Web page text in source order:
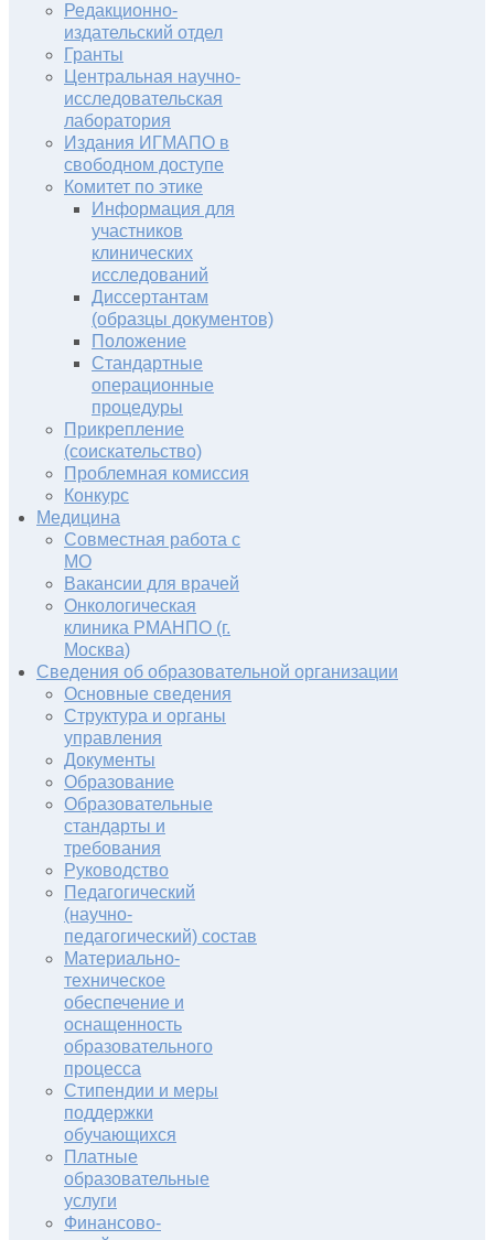
Редакционно-
издательский отдел
Гранты
Центральная научно-
исследовательская
лаборатория
Издания ИГМАПО в
свободном доступе
Комитет по этике
Информация для
участников
клинических
исследований
Диссертантам
(образцы документов)
Положение
Стандартные
операционные
процедуры
Прикрепление
(соискательство)
Проблемная комиссия
Конкурс
Медицина
Совместная работа с
МО
Вакансии для врачей
Онкологическая
клиника РМАНПО (г.
Москва)
Сведения об образовательной организации
Основные сведения
Структура и органы
управления
Документы
Образование
Образовательные
стандарты и
требования
Руководство
Педагогический
(научно-
педагогический) состав
Материально-
техническое
обеспечение и
оснащенность
образовательного
процесса
Стипендии и меры
поддержки
обучающихся
Платные
образовательные
услуги
Финансово-